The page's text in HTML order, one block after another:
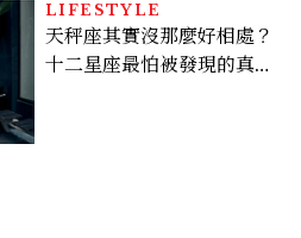
LIFESTYLE
天秤座其實沒那麼好相處？
十二星座最怕被發現的真實